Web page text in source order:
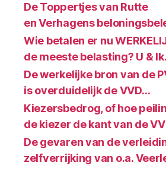
De Toppertjes van Rutte
en Verhagens
Wie betalen er nu
de meeste belasting? U &
De werkelijke bron van de
is overduidelijk de VVD…
Kiezersbedrog, of hoe
de kiezer de kant van de
De gevaren van de
zelfverrijking van o.a.